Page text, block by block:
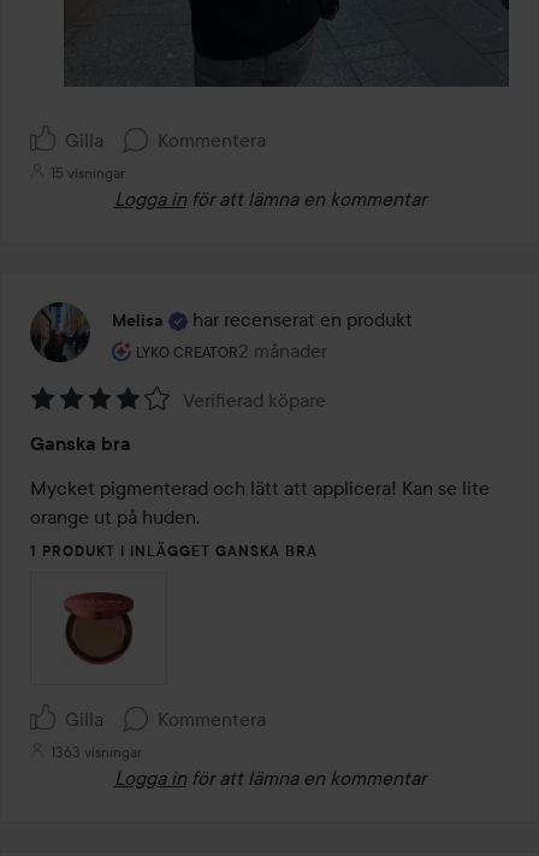
Gilla Kommentera
15 visningar
Logga in för att lämna en kommentar
Melisa har recenserat en produkt
LYKO CREATOR
Användarens roll: Lyko Creator.
2 månader
Inlägget skapades 2 månader
4
av
5
Verifierad köpare
Ganska bra
Mycket pigmenterad och lätt att applicera! Kan se lite
orange ut på huden.
1 PRODUKT I INLÄGGET GANSKA BRA
Gilla Kommentera
1363 visningar
Logga in för att lämna en kommentar